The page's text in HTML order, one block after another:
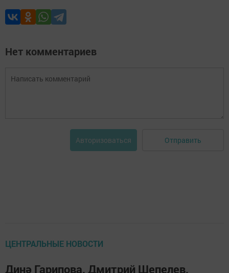
Нет комментариев
Авторизоваться Отправить
ЦЕНТРАЛЬНЫЕ НОВОСТИ
Динә Гарипова, Дмитрий Шепелев,